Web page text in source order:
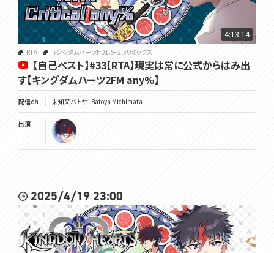
TwitterX:https://twitter.com/Batoya_
Bluesky:https://bsky.app/profile/batoya.voms.net
marshmallow:https://marshmallow-qa.com/lf41fn2f0ta8vx8
HP:https://voms.net/monsters/michimata-batoya/
----------------------------
#voms_project
4:13:14
RTA キングダムハーツHD1.5+2.5リミックス
【自己ベスト】#33【RTA】現実は常に公式からはみ出
す【キングダムハーツ2FM any%】
配信ch 未知又バトヤ - Batoya Michimata -
出演
2025/4/19 23:00